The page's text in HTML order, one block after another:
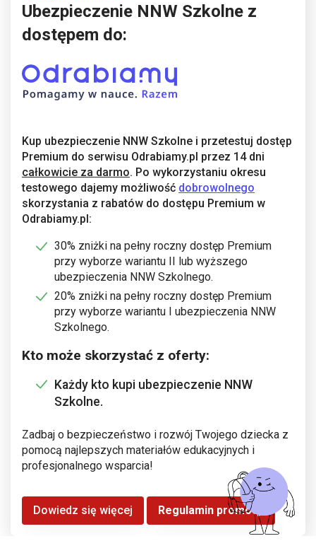
Ubezpieczenie NNW Szkolne z
dostępem do:
Kup ubezpieczenie NNW Szkolne i przetestuj dostęp
Premium do serwisu Odrabiamy.pl przez 14 dni
całkowicie za darmo. Po wykorzystaniu okresu
testowego dajemy możliwość dobrowolnego
skorzystania z rabatów do dostępu Premium w
Odrabiamy.pl:
30% zniżki na pełny roczny dostęp Premium
przy wyborze wariantu II lub wyższego
ubezpieczenia NNW Szkolnego.
20% zniżki na pełny roczny dostęp Premium
przy wyborze wariantu I ubezpieczenia NNW
Szkolnego.
Kto może skorzystać z oferty:
Każdy kto kupi ubezpieczenie NNW
Szkolne.
Zadbaj o bezpieczeństwo i rozwój Twojego dziecka z
pomocą najlepszych materiałów edukacyjnych i
profesjonalnego wsparcia!
Dowiedz się więcej Regulamin promocji